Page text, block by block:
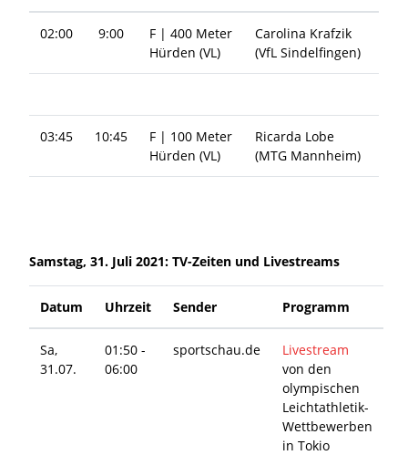
02:00 9:00
F | 400 Meter
Hürden (VL)
Carolina Krafzik
(VfL Sindelfingen)
03:45 10:45
F | 100 Meter
Hürden (VL)
Ricarda Lobe
(MTG Mannheim)
Samstag, 31. Juli 2021: TV-Zeiten und Livestreams
Datum Uhrzeit Sender Programm
Sa,
31.07.
01:50 -
06:00
sportschau.de
Livestream
von den
olympischen
Leichtathletik-
Wettbewerben
in Tokio